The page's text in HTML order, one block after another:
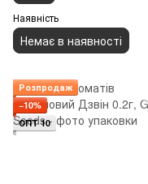
Наявність
Немає в наявності
Розпродаж
−10%
ОПТ 10